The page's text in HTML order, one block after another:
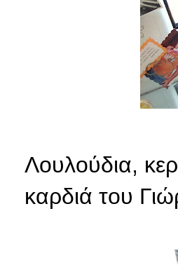
Λουλούδια,
καρδιά του